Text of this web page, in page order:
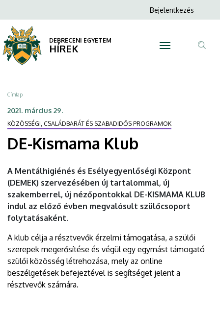
Kismama
Klub
DEBRECENI
EGYETEM
a
tartalomra
Anonim
menüje
Bejelentkezés
DEBRECENI EGYETEM
HÍREK
Morzsa
Címlap
2021. március 29.
KÖZÖSSÉGI, CSALÁDBARÁT ÉS SZABADIDŐS PROGRAMOK
DE-Kismama Klub
A Mentálhigiénés és Esélyegyenlőségi Központ
(DEMEK) szervezésében új tartalommal, új
szakemberrel, új nézőpontokkal DE-KISMAMA KLUB
indul az előző évben megvalósult szülőcsoport
folytatásaként.
A klub célja a résztvevők érzelmi támogatása, a szülői
szerepek megerősítése és végül egy egymást támogató
szülői közösség létrehozása, mely az online
beszélgetések befejeztével is segítséget jelent a
résztvevők számára.